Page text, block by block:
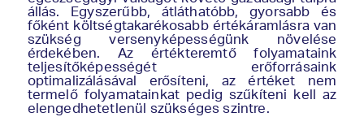
állás. Egyszerűbb, átláthatóbb, gyorsabb és
főként költségtakarékosabb értékáramlásra van
szükség versenyképességünk növelése
érdekében. Az értékteremtő folyamataink
teljesítőképességét erőforrásaink
optimalizálásával erősíteni, az értéket nem
termelő folyamatainkat pedig szűkíteni kell az
elengedhetetlenül szükséges szintre.